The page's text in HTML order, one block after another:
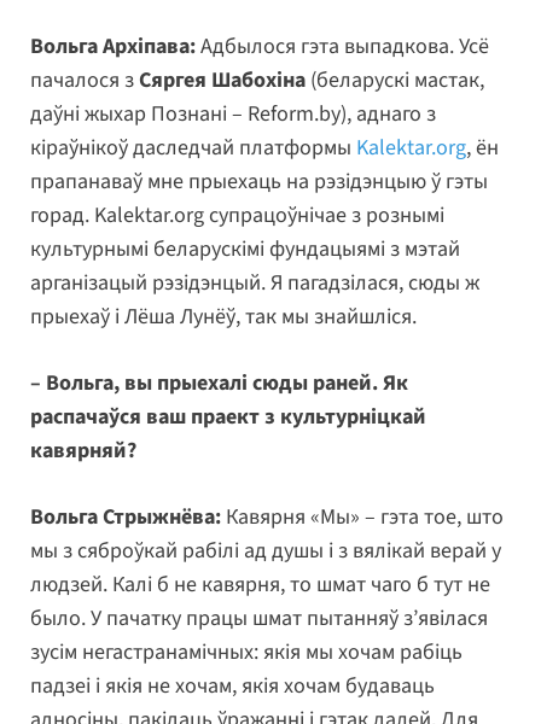
Вольга Архіпава:Адбылося гэта выпадкова. Усё
пачалося зСяргея Шабохіна (беларускі мастак,
даўні жыхар Познані – Reform.by), аднаго з
кіраўнікоў даследчай платформы Kalektar.org, ён
прапанаваў мне прыехаць на рэзідэнцыю ў гэты
горад. Kalektar.org супрацоўнічае з рознымі
культурнымі беларускімі фундацыямі з мэтай
арганізацый рэзідэнцый. Я пагадзілася, сюды ж
прыехаў і Лёша Лунёў, так мы знайшліся.
– Вольга, вы прыехалі сюды раней. Як
распачаўся ваш праект з культурніцкай
кавярняй?
Вольга Стрыжнёва: Кавярня «Мы» – гэта тое, што
мы з сяброўкай рабілі ад душы і з вялікай верай у
людзей. Калі б не кавярня, то шмат чаго б тут не
было. У пачатку працы шмат пытанняў з’явілася
зусім негастранамічных: якія мы хочам рабіць
падзеі і якія не хочам, якія хочам будаваць